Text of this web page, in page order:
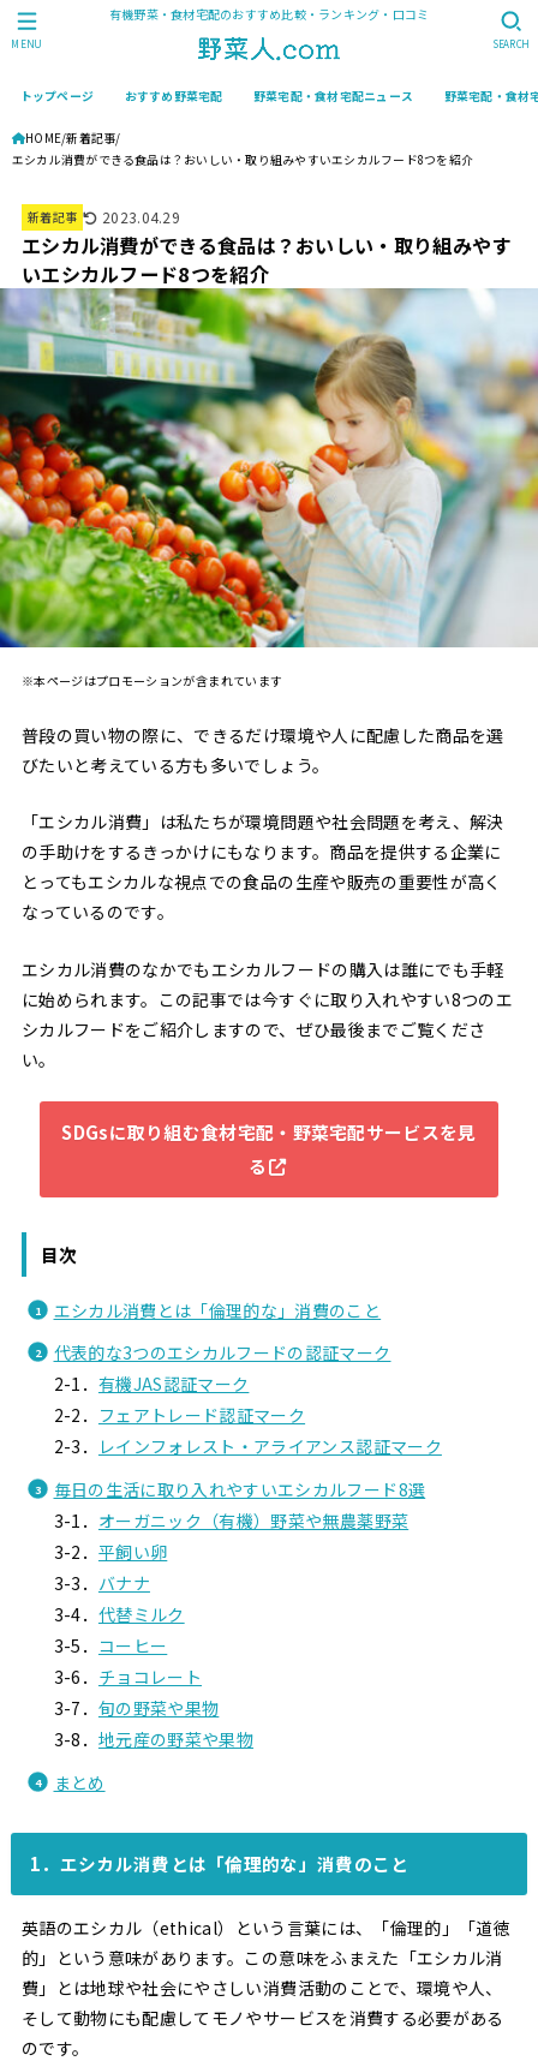
有機野菜・食材宅配のおすすめ比較・ランキング・口コミ
トップページ おすすめ野菜宅配 野菜宅配・食材宅配ニュース 野菜宅配・食材
SEARCH
MENU
HOME 新着記事
エシカル消費ができる食品は？おいしい・取り組みやすいエシカルフード8つを紹介
新着記事 2023.04.29
エシカル消費ができる食品は？おいしい・取り組みやす
いエシカルフード8つを紹介
※本ページはプロモーションが含まれています
普段の買い物の際に、できるだけ環境や人に配慮した商品を選
びたいと考えている方も多いでしょう。
「エシカル消費」は私たちが環境問題や社会問題を考え、解決
の手助けをするきっかけにもなります。商品を提供する企業に
とってもエシカルな視点での食品の生産や販売の重要性が高く
なっているのです。
エシカル消費のなかでもエシカルフードの購入は誰にでも手軽
に始められます。この記事では今すぐに取り入れやすい8つのエ
シカルフードをご紹介しますので、ぜひ最後までご覧くださ
い。
SDGsに取り組む食材宅配・野菜宅配サービスを見
る
目次
エシカル消費とは「倫理的な」消費のこと
代表的な3つのエシカルフードの認証マーク
2-1． 有機JAS認証マーク
2-2． フェアトレード認証マーク
2-3．
レインフォレスト・アライアンス認証マーク
毎日の生活に取り入れやすいエシカルフード8選
3-1． オーガニック（有機）野菜や無農薬野菜
3-2． 平飼い卵
3-3． バナナ
3-4． 代替ミルク
3-5． コーヒー
3-6． チョコレート
3-7． 旬の野菜や果物
3-8． 地元産の野菜や果物
まとめ
1．エシカル消費とは「倫理的な」消費のこと
英語のエシカル（ethical）という言葉には、「倫理的」「道徳
的」という意味があります。この意味をふまえた「エシカル消
費」とは地球や社会にやさしい消費活動のことで、環境や人、
そして動物にも配慮してモノやサービスを消費する必要がある
のです。